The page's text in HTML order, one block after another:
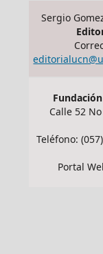
Sergio
Calle 52
Teléfono:
Portal